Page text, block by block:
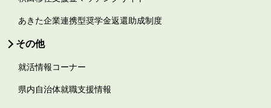
あきた企業連携型奨学金返還助成制度
その他
就活情報コーナー
県内自治体就職支援情報